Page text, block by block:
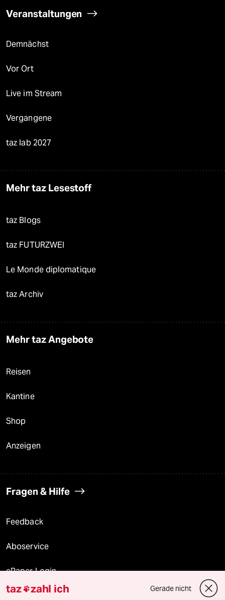
Veranstaltungen
Demnächst
Vor Ort
Live im Stream
Vergangene
taz lab 2027
Mehr taz Lesestoff
taz Blogs
taz FUTURZWEI
Le Monde diplomatique
taz Archiv
Mehr taz Angebote
Reisen
Kantine
Shop
Anzeigen
Fragen & Hilfe
Feedback
Aboservice
ePaper Login
Downloads für Abonnierende
taz zahl ich Gerade nicht